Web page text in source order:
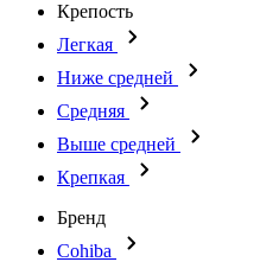
Крепость
Легкая
Ниже средней
Средняя
Выше средней
Крепкая
Бренд
Cohiba